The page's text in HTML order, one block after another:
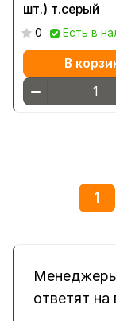
шт.) т.серый
0 Есть в
В
1
ответят